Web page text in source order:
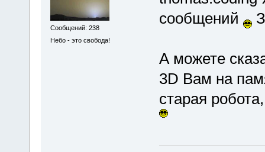
Сообщений: 238
Небо - это свобода!
сообщений
А можете
3D Вам на
старая